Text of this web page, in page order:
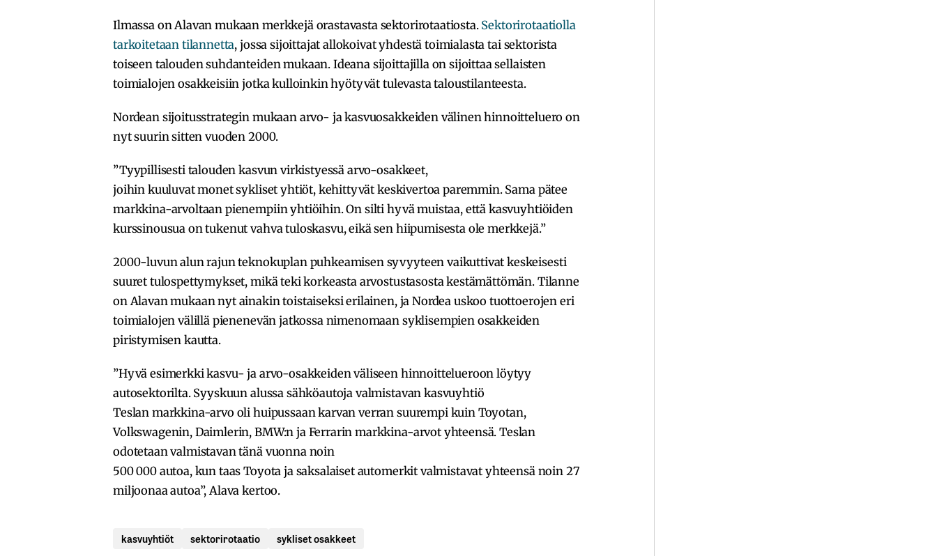
Ilmassa on Alavan mukaan merkkejä orastavasta sektorirotaatiosta. Sektorirotaatiolla
tarkoitetaan tilannetta, jossa sijoittajat allokoivat yhdestä toimialasta tai sektorista
toiseen talouden suhdanteiden mukaan. Ideana sijoittajilla on sijoittaa sellaisten
toimialojen osakkeisiin jotka kulloinkin hyötyvät tulevasta taloustilanteesta.
Nordean sijoitusstrategin mukaan arvo- ja kasvuosakkeiden välinen hinnoitteluero on
nyt suurin sitten vuoden 2000.
”Tyypillisesti talouden kasvun virkistyessä arvo-osakkeet,
joihin kuuluvat monet sykliset yhtiöt, kehittyvät keskivertoa paremmin. Sama pätee
markkina-arvoltaan pienempiin yhtiöihin. On silti hyvä muistaa, että kasvuyhtiöiden
kurssinousua on tukenut vahva tuloskasvu, eikä sen hiipumisesta ole merkkejä.”
2000-luvun alun rajun teknokuplan puhkeamisen syvyyteen vaikuttivat keskeisesti
suuret tulospettymykset, mikä teki korkeasta arvostustasosta kestämättömän. Tilanne
on Alavan mukaan nyt ainakin toistaiseksi erilainen, ja Nordea uskoo tuottoerojen eri
toimialojen välillä pienenevän jatkossa nimenomaan syklisempien osakkeiden
piristymisen kautta.
”Hyvä esimerkki kasvu- ja arvo-osakkeiden väliseen hinnoittelueroon löytyy
autosektorilta. Syyskuun alussa sähköautoja valmistavan kasvuyhtiö
Teslan markkina-arvo oli huipussaan karvan verran suurempi kuin Toyotan,
Volkswagenin, Daimlerin, BMW:n ja Ferrarin markkina-arvot yhteensä. Teslan
odotetaan valmistavan tänä vuonna noin
500 000 autoa, kun taas Toyota ja saksalaiset automerkit valmistavat yhteensä noin 27
miljoonaa autoa”, Alava kertoo.
kasvuyhtiöt sektorirotaatio sykliset osakkeet